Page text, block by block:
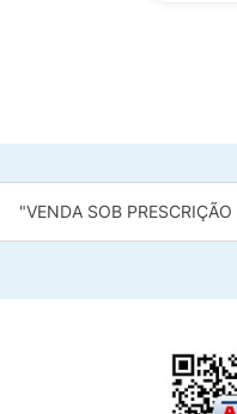
"VENDA SOB